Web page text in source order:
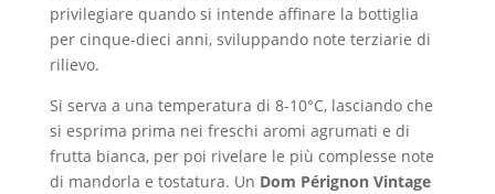
privilegiare quando si intende affinare la bottiglia
per cinque-dieci anni, sviluppando note terziarie di
rilievo.
Si serva a una temperatura di 8-10°C, lasciando che
si esprima prima nei freschi aromi agrumati e di
frutta bianca, per poi rivelare le più complesse note
di mandorla e tostatura. Un Dom Pérignon Vintage